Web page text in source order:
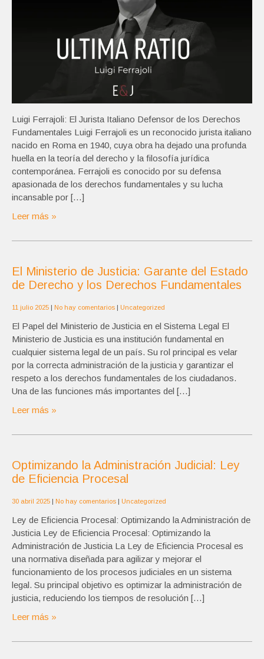
Luigi Ferrajoli: El Jurista Italiano Defensor de los Derechos
Fundamentales Luigi Ferrajoli es un reconocido jurista italiano
nacido en Roma en 1940, cuya obra ha dejado una profunda
huella en la teoría del derecho y la filosofía jurídica
contemporánea. Ferrajoli es conocido por su defensa
apasionada de los derechos fundamentales y su lucha
incansable por […]
Leer más »
El Ministerio de Justicia: Garante del Estado
de Derecho y los Derechos Fundamentales
11 julio 2025 | No hay comentarios | Uncategorized
El Papel del Ministerio de Justicia en el Sistema Legal El
Ministerio de Justicia es una institución fundamental en
cualquier sistema legal de un país. Su rol principal es velar
por la correcta administración de la justicia y garantizar el
respeto a los derechos fundamentales de los ciudadanos.
Una de las funciones más importantes del […]
Leer más »
Optimizando la Administración Judicial: Ley
de Eficiencia Procesal
30 abril 2025 | No hay comentarios | Uncategorized
Ley de Eficiencia Procesal: Optimizando la Administración de
Justicia Ley de Eficiencia Procesal: Optimizando la
Administración de Justicia La Ley de Eficiencia Procesal es
una normativa diseñada para agilizar y mejorar el
funcionamiento de los procesos judiciales en un sistema
legal. Su principal objetivo es optimizar la administración de
justicia, reduciendo los tiempos de resolución […]
Leer más »